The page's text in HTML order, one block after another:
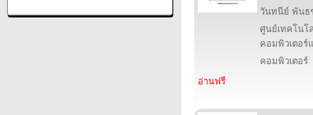
วันทนีย์ พันธ
ศูนย์เทคโนโ
คอมพิวเตอร์
คอมพิวเตอร์
อ่านฟรี